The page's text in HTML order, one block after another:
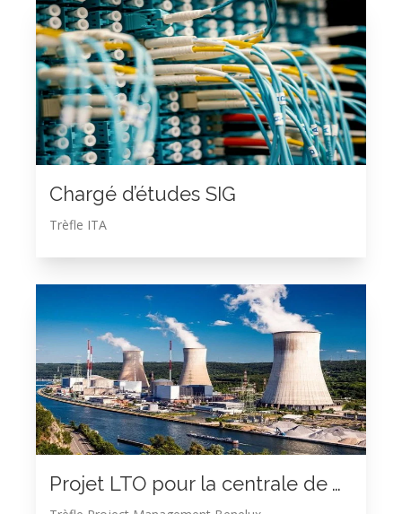
Chargé d’études SIG
Trèfle ITA
Projet LTO pour la centrale de Thiange